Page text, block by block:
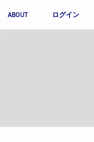
ABOUT ログイン